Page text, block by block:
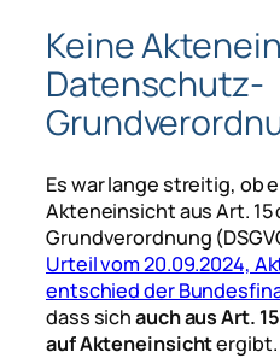
Keine
Datenschutz-
Es war lange streitig, ob
Akteneinsicht aus Art.
Grundverordnung
Urteil vom 20.09.2024,
entschied der
dass sichauch aus Art.
auf Akteneinsichtergibt.